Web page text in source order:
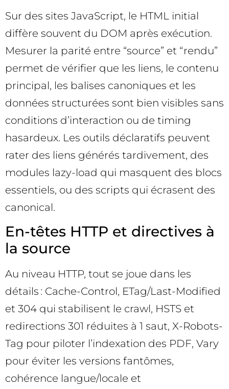
Sur des sites JavaScript, le HTML initial
diffère souvent du DOM après exécution.
Mesurer la parité entre “source” et “rendu”
permet de vérifier que les liens, le contenu
principal, les balises canoniques et les
données structurées sont bien visibles sans
conditions d’interaction ou de timing
hasardeux. Les outils déclaratifs peuvent
rater des liens générés tardivement, des
modules lazy-load qui masquent des blocs
essentiels, ou des scripts qui écrasent des
canonical.
En-têtes HTTP et directives à
la source
Au niveau HTTP, tout se joue dans les
détails : Cache-Control, ETag/Last-Modified
et 304 qui stabilisent le crawl, HSTS et
redirections 301 réduites à 1 saut, X-Robots-
Tag pour piloter l’indexation des PDF, Vary
pour éviter les versions fantômes,
cohérence langue/locale et